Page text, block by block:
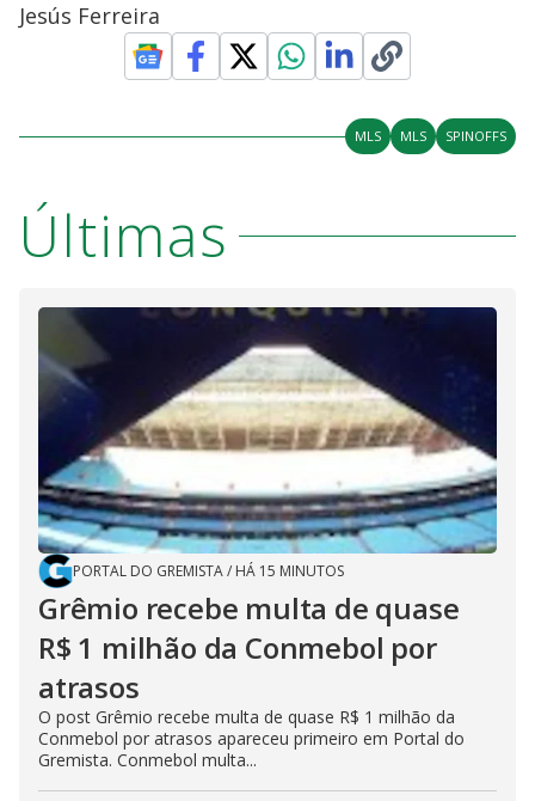
Jesús Ferreira
MLS MLS SPINOFFS
Últimas
PORTAL DO GREMISTA/ HÁ 15 MINUTOS
Grêmio recebe multa de quase
R$ 1 milhão da Conmebol por
atrasos
O post Grêmio recebe multa de quase R$ 1 milhão da
Conmebol por atrasos apareceu primeiro em Portal do
Gremista. Conmebol multa...